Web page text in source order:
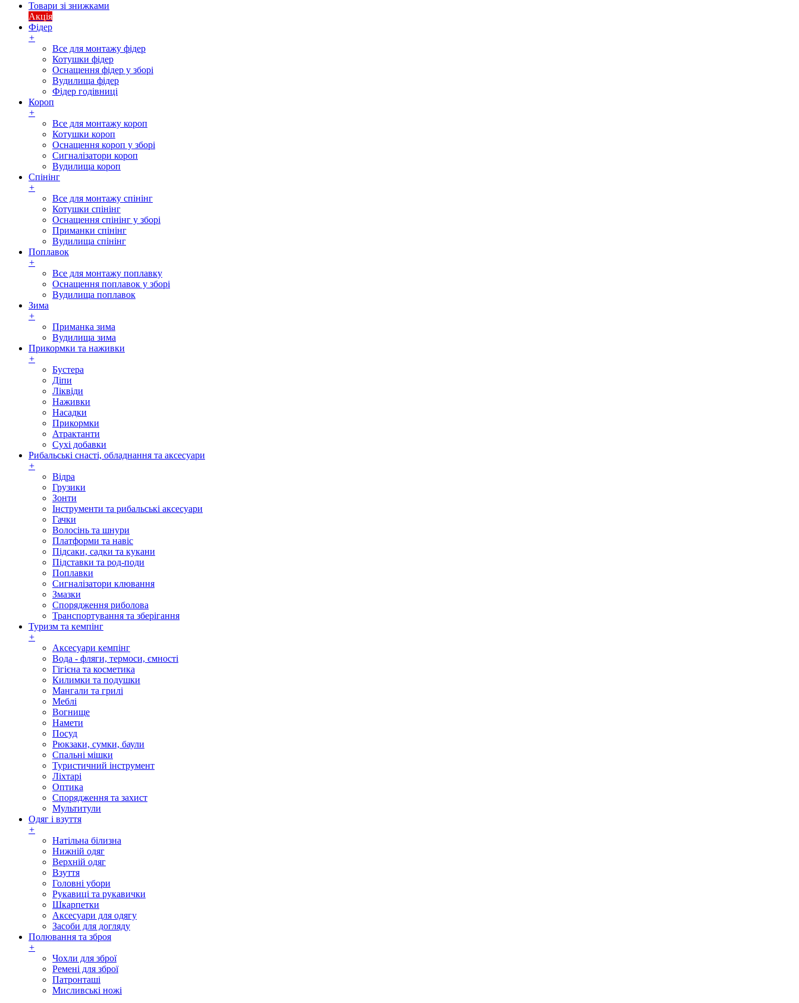
Товари зі знижками
Акція
Фідер
+
Все для монтажу фідер
Котушки фідер
Оснащення фідер у зборі
Вудилища фідер
Фідер годівниці
Короп
+
Все для монтажу короп
Котушки короп
Оснащення короп у зборі
Сигналізатори короп
Вудилища короп
Спінінг
+
Все для монтажу спінінг
Котушки спінінг
Оснащення спінінг у зборі
Приманки спінінг
Вудилища спінінг
Поплавок
+
Все для монтажу поплавку
Оснащення поплавок у зборі
Вудилища поплавок
Зима
+
Приманка зима
Вудилища зима
Прикормки та наживки
+
Бустера
Діпи
Ліквіди
Наживки
Насадки
Прикормки
Атрактанти
Сухі добавки
Рибальські снасті, обладнання та аксесуари
+
Відра
Грузики
Зонти
Інструменти та рибальські аксесуари
Гачки
Волосінь та шнури
Платформи та навіс
Підсаки, садки та кукани
Підставки та род-поди
Поплавки
Сигналізатори клювання
Змазки
Спорядження риболова
Транспортування та зберігання
Туризм та кемпінг
+
Аксесуари кемпінг
Вода - фляги, термоси, ємності
Гігієна та косметика
Килимки та подушки
Мангали та грилі
Меблі
Вогнище
Намети
Посуд
Рюкзаки, сумки, баули
Спальні мішки
Туристичний інструмент
Ліхтарі
Оптика
Спорядження та захист
Мультитули
Одяг і взуття
+
Натільна білизна
Нижній одяг
Верхній одяг
Взуття
Головні убори
Рукавиці та рукавички
Шкарпетки
Аксесуари для одягу
Засоби для догляду
Полювання та зброя
+
Чохли для зброї
Ремені для зброї
Патронташі
Мисливські ножі